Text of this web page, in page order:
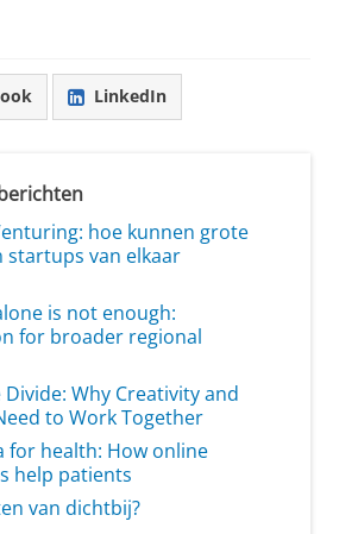
LinkedIn
hoe kunnen grote
startups van elkaar
is not enough:
for broader regional
Why Creativity and
to Work Together
for health: How online
help patients
van dichtbij?